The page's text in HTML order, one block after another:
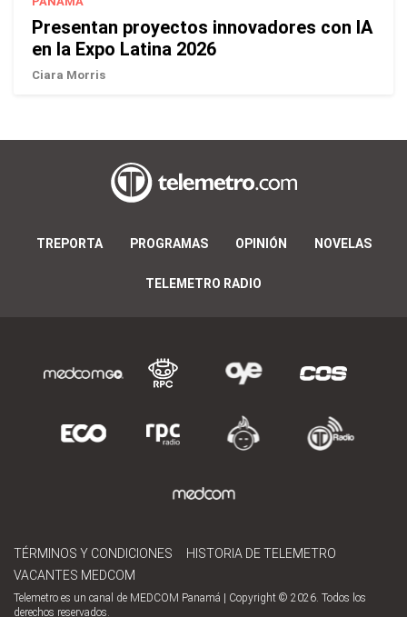
Presentan proyectos innovadores con IA
en la Expo Latina 2026
Ciara Morris
TREPORTA PROGRAMAS OPINIÓN NOVELAS
TELEMETRO RADIO
TÉRMINOS Y CONDICIONES
HISTORIA DE TELEMETRO
VACANTES MEDCOM
Telemetro es un canal de MEDCOM Panamá | Copyright © 2026. Todos los
derechos reservados.